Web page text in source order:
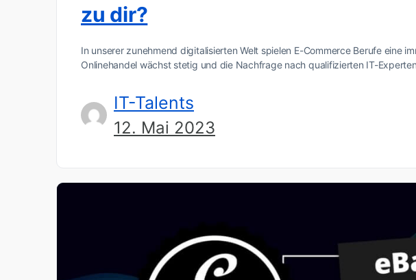
zu dir?
In unserer zunehmend digitalisierten Welt spielen E-Commerce Berufe eine
Onlinehandel wächst stetig und die Nachfrage nach qualifizierten IT-
IT-Talents
12. Mai 2023